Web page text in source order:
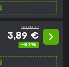
29,99 €
3,89 €
-87%